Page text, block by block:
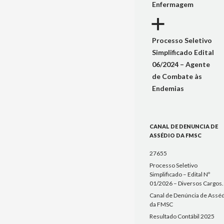
Enfermagem
a
Processo Seletivo
Simplificado Edital
06/2024 – Agente
de Combate às
Endemias
CANAL DE DENUNCIA DE
ASSÉDIO DA FMSC
27655
Processo Seletivo
Simplificado – Edital Nº
01/2026 – Diversos Cargos.
Canal de Denúncia de
da FMSC
Resultado Contábil 2025